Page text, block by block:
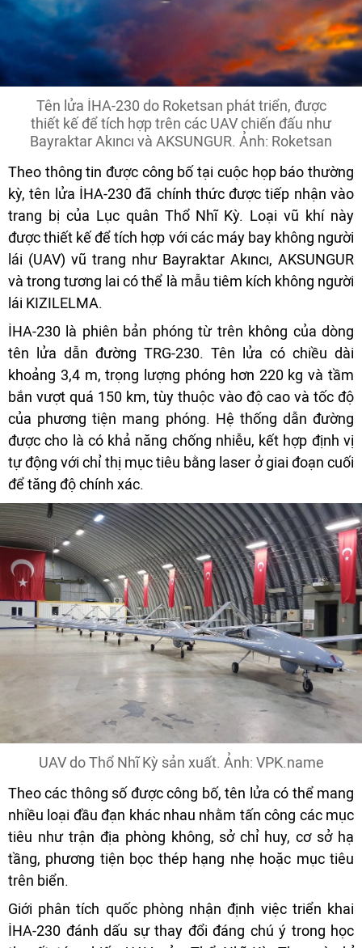
Tên lửa İHA-230 do Roketsan phát triển, được
thiết kế để tích hợp trên các UAV chiến đấu như
Bayraktar Akıncı và AKSUNGUR. Ảnh: Roketsan
Theo thông tin được công bố tại cuộc họp báo thường
kỳ, tên lửa İHA-230 đã chính thức được tiếp nhận vào
trang bị của Lục quân Thổ Nhĩ Kỳ. Loại vũ khí này
được thiết kế để tích hợp với các máy bay không người
lái (UAV) vũ trang như Bayraktar Akıncı, AKSUNGUR
và trong tương lai có thể là mẫu tiêm kích không người
lái KIZILELMA.
İHA-230 là phiên bản phóng từ trên không của dòng
tên lửa dẫn đường TRG-230. Tên lửa có chiều dài
khoảng 3,4 m, trọng lượng phóng hơn 220 kg và tầm
bắn vượt quá 150 km, tùy thuộc vào độ cao và tốc độ
của phương tiện mang phóng. Hệ thống dẫn đường
được cho là có khả năng chống nhiễu, kết hợp định vị
tự động với chỉ thị mục tiêu bằng laser ở giai đoạn cuối
để tăng độ chính xác.
UAV do Thổ Nhĩ Kỳ sản xuất. Ảnh: VPK.name
Theo các thông số được công bố, tên lửa có thể mang
nhiều loại đầu đạn khác nhau nhằm tấn công các mục
tiêu như trận địa phòng không, sở chỉ huy, cơ sở hạ
tầng, phương tiện bọc thép hạng nhẹ hoặc mục tiêu
trên biển.
Giới phân tích quốc phòng nhận định việc triển khai
İHA-230 đánh dấu sự thay đổi đáng chú ý trong học